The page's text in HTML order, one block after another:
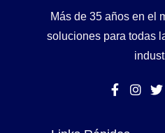
Más de 35 años en el
soluciones para todas